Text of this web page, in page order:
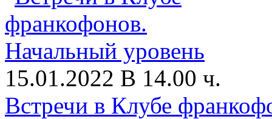
15.01.2022 В 14.00 ч.
Встречи в Клубе